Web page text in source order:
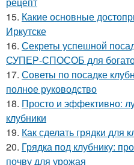
15. Какие основные
Иркутске
16. Секреты успешной
СУПЕР-СПОСОБ для
17. Советы по посадке
полное руководство
18. Просто и эффективно:
клубники
19. Как сделать грядки для
20. Грядка под клубнику:
почву для урожая